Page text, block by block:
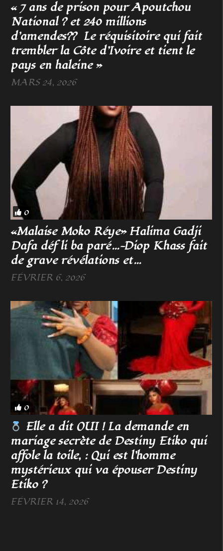
« 7 ans de prison pour Apoutchou
National ? et 240 millions
d’amendes?? Le réquisitoire qui fait
trembler la Côte d’Ivoire et tient le
pays en haleine »
MARS 24, 2026
0
«Malaise Moko Réye» Halima Gadji
Dafa déf li ba paré…-Diop Khass fait
de grave révélations et…
FÉVRIER 6, 2026
0
Elle a dit OUI ! La demande en
mariage secrète de Destiny Etiko qui
affole la toile, : Qui est l’homme
mystérieux qui va épouser Destiny
Etiko ?
FÉVRIER 14, 2026